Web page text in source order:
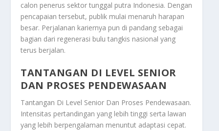
calon penerus sektor tunggal putra Indonesia. Dengan
pencapaian tersebut, publik mulai menaruh harapan
besar. Perjalanan kariernya pun di pandang sebagai
bagian dari regenerasi bulu tangkis nasional yang
terus berjalan.
TANTANGAN DI LEVEL SENIOR
DAN PROSES PENDEWASAAN
Tantangan Di Level Senior Dan Proses Pendewasaan.
Intensitas pertandingan yang lebih tinggi serta lawan
yang lebih berpengalaman menuntut adaptasi cepat.